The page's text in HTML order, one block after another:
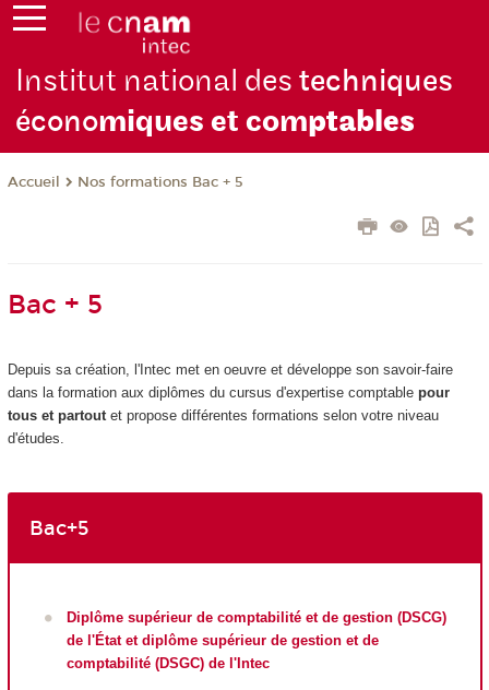
Institut national destechniques
économiques et comptables
Accueil Nos formations Bac + 5
Bac + 5
Depuis sa création, l'Intec met en oeuvre et développe son savoir-faire
dans la formation aux diplômes du cursus d'expertise comptable pour
tous et partoutet propose différentes formations selon votre niveau
d'études.
Bac+5
Diplôme supérieur de comptabilité et de gestion (DSCG)
de l'État et diplôme supérieur de gestion et de
comptabilité (DSGC) de l'Intec